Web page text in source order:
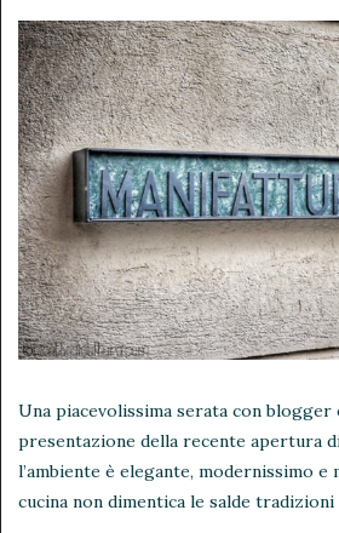
Una piacevolissima serata con
presentazione della recente apertura
l’ambiente è elegante, modernissimo
cucina non dimentica le salde